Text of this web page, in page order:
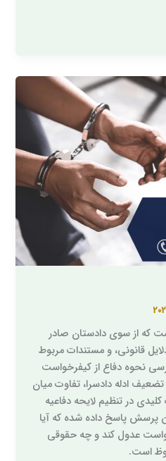
که از سوی دادستان صادر
قانونی، و مستندات مربوط
نحوه دفاع از کیفرخواست
ادله دادسرا، تفاوت میان
در تنظیم لایحه دفاعیه
پرسش پاسخ داده شده که آیا
عدول کند و چه حقوقی
است.